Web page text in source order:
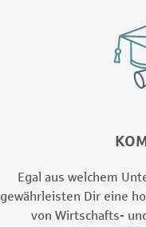
Egal aus welchem
gewährleisten Dir eine
von Wirtschafts-